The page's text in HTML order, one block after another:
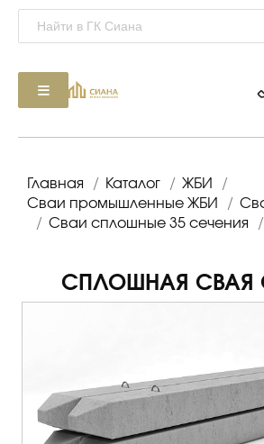
Главная / Каталог / ЖБИ
/
Сваи промышленные ЖБИ
/
/ Сваи сплошные 35 сечения /
СПЛОШНАЯ СВАЯ